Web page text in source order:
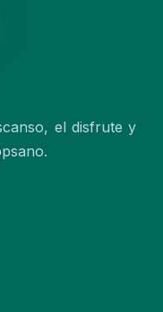
el disfrute y